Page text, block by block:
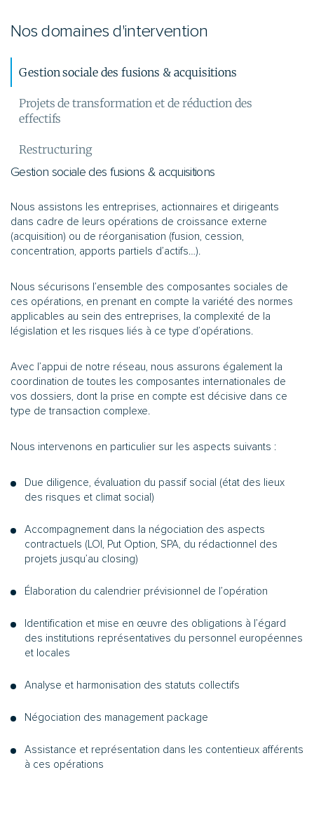
Nos domaines d'intervention
Gestion sociale des fusions & acquisitions
Nous assistons les entreprises, actionnaires et dirigeants
dans cadre de leurs opérations de croissance externe
(acquisition) ou de réorganisation (fusion, cession,
concentration, apports partiels d’actifs…).
Nous sécurisons l’ensemble des composantes sociales de
ces opérations, en prenant en compte la variété des normes
applicables au sein des entreprises, la complexité de la
législation et les risques liés à ce type d’opérations.
Avec l’appui de notre réseau, nous assurons également la
coordination de toutes les composantes internationales de
vos dossiers, dont la prise en compte est décisive dans ce
type de transaction complexe.
Nous intervenons en particulier sur les aspects suivants :
Due diligence, évaluation du passif social (état des lieux
des risques et climat social)
Accompagnement dans la négociation des aspects
contractuels (LOI, Put Option, SPA, du rédactionnel des
projets jusqu’au closing)
Élaboration du calendrier prévisionnel de l’opération
Identification et mise en œuvre des obligations à l’égard
des institutions représentatives du personnel européennes
et locales
Analyse et harmonisation des statuts collectifs
Négociation des management package
Assistance et représentation dans les contentieux afférents
à ces opérations
Gestion sociale des fusions & acquisitions
Projets de transformation et de réduction des
effectifs
Restructuring